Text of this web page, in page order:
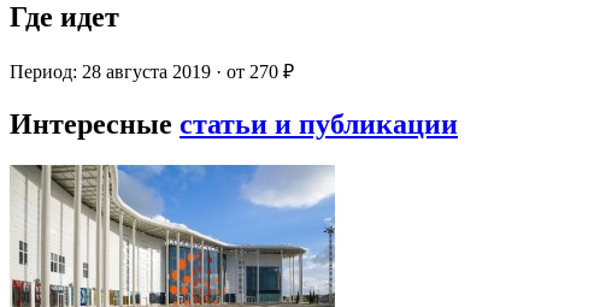
Где идет
Период: 28 августа 2019 · от 270 ₽
Интересные статьи и публикации